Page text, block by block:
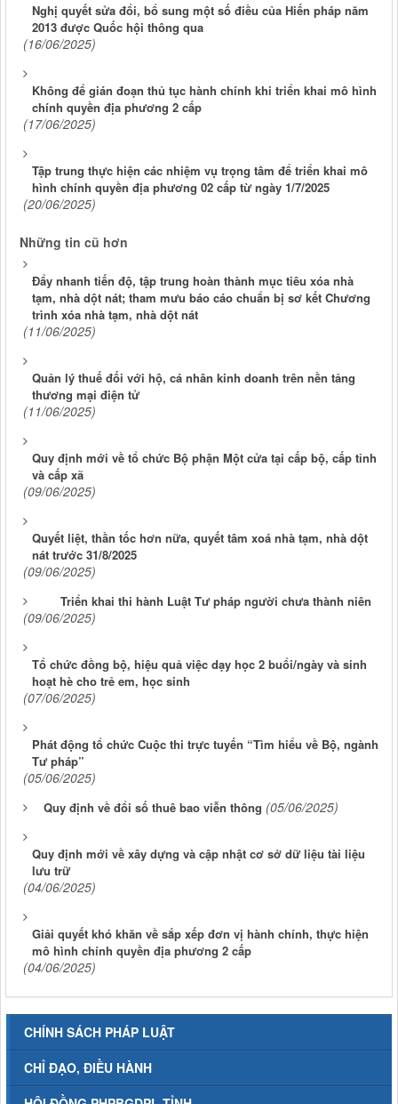
Nghị quyết sửa đổi, bổ sung một số điều của Hiến pháp năm
2013 được Quốc hội thông qua
(16/06/2025)
Không để gián đoạn thủ tục hành chính khi triển khai mô hình
chính quyền địa phương 2 cấp
(17/06/2025)
Tập trung thực hiện các nhiệm vụ trọng tâm để triển khai mô
hình chính quyền địa phương 02 cấp từ ngày 1/7/2025
(20/06/2025)
Những tin cũ hơn
Đẩy nhanh tiến độ, tập trung hoàn thành mục tiêu xóa nhà
tạm, nhà dột nát; tham mưu báo cáo chuẩn bị sơ kết Chương
trình xóa nhà tạm, nhà dột nát
(11/06/2025)
Quản lý thuế đối với hộ, cá nhân kinh doanh trên nền tảng
thương mại điện tử
(11/06/2025)
Quy định mới về tổ chức Bộ phận Một cửa tại cấp bộ, cấp tỉnh
và cấp xã
(09/06/2025)
Quyết liệt, thần tốc hơn nữa, quyết tâm xoá nhà tạm, nhà dột
nát trước 31/8/2025
(09/06/2025)
Triển khai thi hành Luật Tư pháp người chưa thành niên
(09/06/2025)
Tổ chức đồng bộ, hiệu quả việc dạy học 2 buổi/ngày và sinh
hoạt hè cho trẻ em, học sinh
(07/06/2025)
Phát động tổ chức Cuộc thi trực tuyến “Tìm hiểu về Bộ, ngành
Tư pháp”
(05/06/2025)
Quy định về đổi số thuê bao viễn thông (05/06/2025)
Quy định mới về xây dựng và cập nhật cơ sở dữ liệu tài liệu
lưu trữ
(04/06/2025)
Giải quyết khó khăn về sắp xếp đơn vị hành chính, thực hiện
mô hình chính quyền địa phương 2 cấp
(04/06/2025)
CHÍNH SÁCH PHÁP LUẬT
CHỈ ĐẠO, ĐIỀU HÀNH